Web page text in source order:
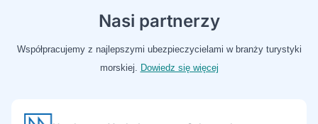
Nasi partnerzy
Współpracujemy z najlepszymi ubezpieczycielami w branży turystyki
morskiej. Dowiedz się więcej